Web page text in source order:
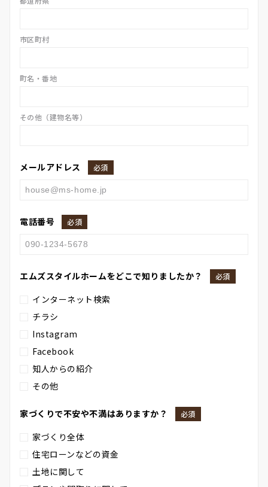
市区町村
町名・番地
その他（建物名等）
メールアドレス 必須
電話番号 必須
エムズスタイルホームをどこで知りましたか？ 必須
インターネット検索
チラシ
Instagram
Facebook
知人からの紹介
その他
家づくりで不安や不満はありますか？ 必須
家づくり全体
住宅ローンなどの資金
土地に関して